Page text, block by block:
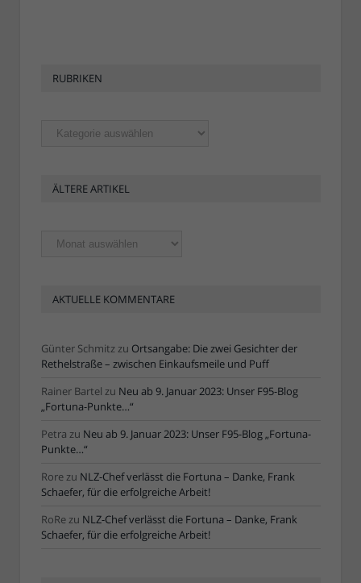
RUBRIKEN
Rubriken
ÄLTERE ARTIKEL
Ältere
Artikel
AKTUELLE KOMMENTARE
Günter Schmitzzu Ortsangabe: Die zwei Gesichter der
Rethelstraße – zwischen Einkaufsmeile und Puff
Rainer Bartel zu Neu ab 9. Januar 2023: Unser F95-Blog
„Fortuna-Punkte…“
Petra zu Neu ab 9. Januar 2023: Unser F95-Blog „Fortuna-
Punkte…“
Rorezu NLZ-Chef verlässt die Fortuna – Danke, Frank
Schaefer, für die erfolgreiche Arbeit!
RoRezu NLZ-Chef verlässt die Fortuna – Danke, Frank
Schaefer, für die erfolgreiche Arbeit!